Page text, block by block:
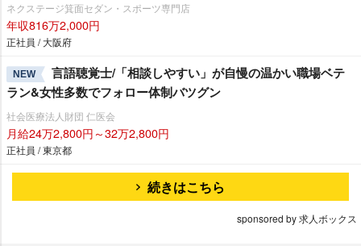
ネクステージ箕面セダン・スポーツ専門店
年収816万2,000円
正社員 / 大阪府
NEW
言語聴覚士/「相談しやすい」が自慢の温かい職場ベテ
ラン&女性多数でフォロー体制バツグン
社会医療法人財団 仁医会
月給24万2,800円～32万2,800円
正社員 / 東京都
続きはこちら
sponsored by 求人ボックス